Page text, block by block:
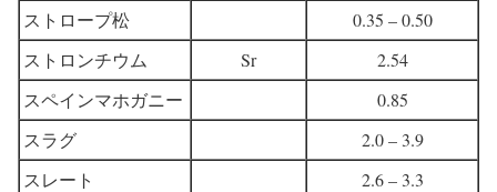
ストロープ松
0.35 – 0.50
ストロンチウム
Sr
2.54
スペインマホガニー
0.85
スラグ
2.0 – 3.9
スレート
2.6 – 3.3